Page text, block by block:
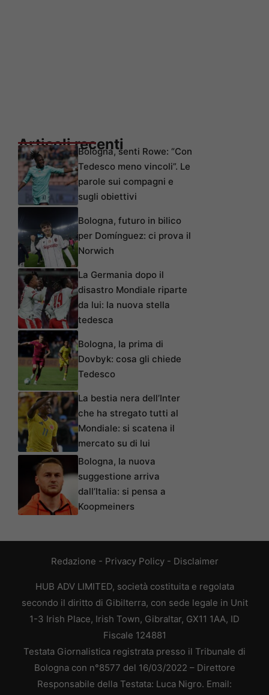
Articoli recentiBologna, senti Rowe: “Con
Tedesco meno vincoli”. Le
parole sui compagni e
sugli obiettivi
Bologna, futuro in bilico
per Domínguez: ci prova il
Norwich
La Germania dopo il
disastro Mondiale riparte
da lui: la nuova stella
tedesca
Bologna, la prima di
Dovbyk: cosa gli chiede
Tedesco
La bestia nera dell’Inter
che ha stregato tutti al
Mondiale: si scatena il
mercato su di lui
Bologna, la nuova
suggestione arriva
dall’Italia: si pensa a
Koopmeiners
Redazione - Privacy Policy- Disclaimer
HUB ADV LIMITED, società costituita e regolata
secondo il diritto di Gibilterra, con sede legale in Unit
1-3 Irish Place, Irish Town, Gibraltar, GX11 1AA, ID
Fiscale 124881
Testata Giornalistica registrata presso il Tribunale di
Bologna con n°8577 del 16/03/2022 – Direttore
Responsabile della Testata: Luca Nigro. Email: